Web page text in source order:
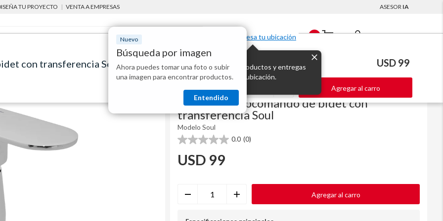
TU PROYECTO | VENTA A EMPRESAS ASESOR IA
Nuevo
Búsqueda por imagen
Ahora puedes tomar una foto o subir
una imagen para encontrar productos.
Entendido
Ingresa tu ubicación
Mostraremos los productos y entregas
disponibles para tu ubicación.
0 Mi Cuenta
Grifería monocomando de bidet con transferencia Soul
Rozen Código
Grifería monocomando de bidet con
transferencia Soul
Modelo Soul
0.0 (0)
0.0
estrellas.
USD 99
Agregar al carro
con transferencia Soul USD 99
Agregar al carro